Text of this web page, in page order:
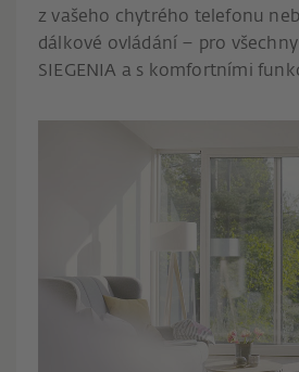
z vašeho chytrého telefonu
dálkové ovládání – pro všechny
SIEGENIA a s komfortními